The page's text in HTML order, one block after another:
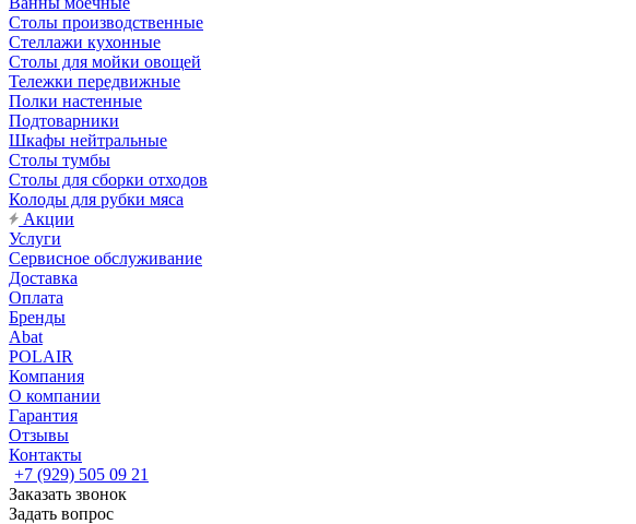
Столы производственные
Стеллажи кухонные
Столы для мойки овощей
Тележки передвижные
Полки настенные
Подтоварники
Шкафы нейтральные
Столы тумбы
Столы для сборки отходов
Колоды для рубки мяса
Акции
Услуги
Сервисное обслуживание
Доставка
Оплата
Бренды
Abat
POLAIR
Компания
О компании
Гарантия
Отзывы
Контакты
+7 (929) 505 09 21
Заказать звонок
Задать вопрос